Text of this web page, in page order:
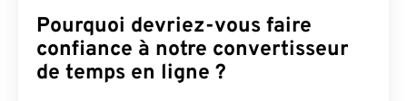
Pourquoi devriez-vous faire
confiance à notre convertisseur
de temps en ligne ?